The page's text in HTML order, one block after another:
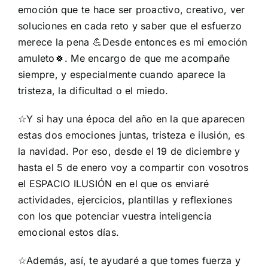
emoción que te hace ser proactivo, creativo, ver
soluciones en cada reto y saber que el esfuerzo
merece la pena 💪Desde entonces es mi emoción
amuleto 🍀 . Me encargo de que me acompañe
siempre, y especialmente cuando aparece la
tristeza, la dificultad o el miedo.
☆Y si hay una época del año en la que aparecen
estas dos emociones juntas, tristeza e ilusión, es
la navidad. Por eso, desde el 19 de diciembre y
hasta el 5 de enero voy a compartir con vosotros
el ESPACIO ILUSIÓN en el que os enviaré
actividades, ejercicios, plantillas y reflexiones
con los que potenciar vuestra inteligencia
emocional estos días.
☆Además, así, te ayudaré a que tomes fuerza y